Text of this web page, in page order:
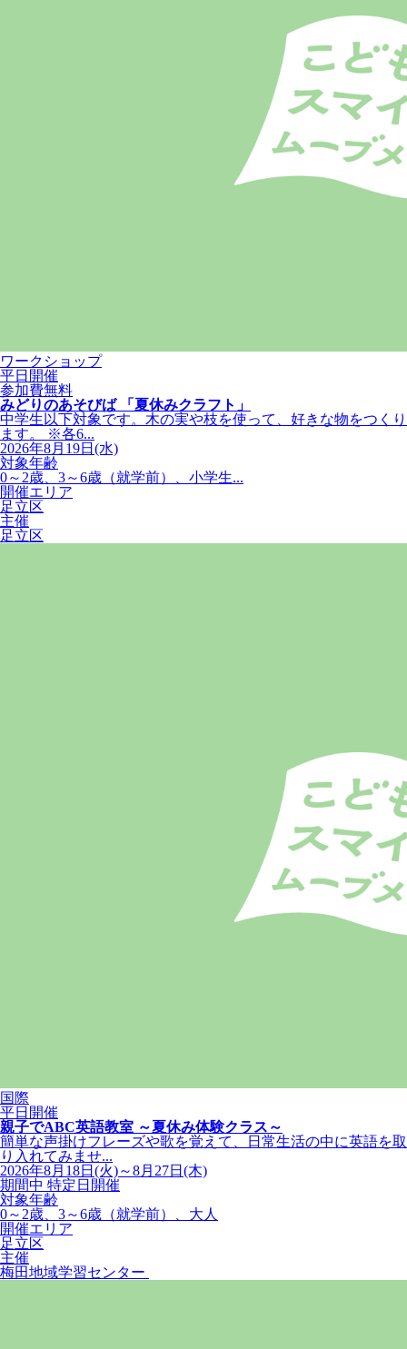
ワークショップ
平日開催
参加費無料
みどりのあそびば 「夏休みクラフト」
中学生以下対象です。木の実や枝を使って、好きな物をつくり
ます。 ※各6...
2026年8月19日(水)
対象年齢
0～2歳、3～6歳（就学前）、小学生...
開催エリア
足立区
主催
足立区
国際
平日開催
親子でABC英語教室 ～夏休み体験クラス～
簡単な声掛けフレーズや歌を覚えて、日常生活の中に英語を取
り入れてみませ...
2026年8月18日(火)～8月27日(木)
期間中 特定日開催
対象年齢
0～2歳、3～6歳（就学前）、大人
開催エリア
足立区
主催
梅田地域学習センター